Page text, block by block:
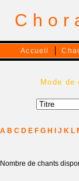
Accueil
Mode de
A B C D E F G H J K L
Nombre de chants